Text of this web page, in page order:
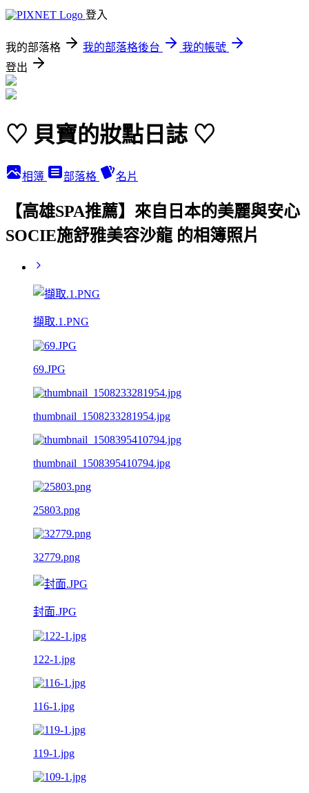
登入
我的部落格 我的部落格後台
我的帳號
登出
♡ 貝寶的妝點日誌 ♡
相簿 部落格 名片
【高雄SPA推薦】來自日本的美麗與安心
SOCIE施舒雅美容沙龍 的相簿照片
擷取.1.PNG
69.JPG
thumbnail_1508233281954.jpg
thumbnail_1508395410794.jpg
25803.png
32779.png
封面.JPG
122-1.jpg
116-1.jpg
119-1.jpg